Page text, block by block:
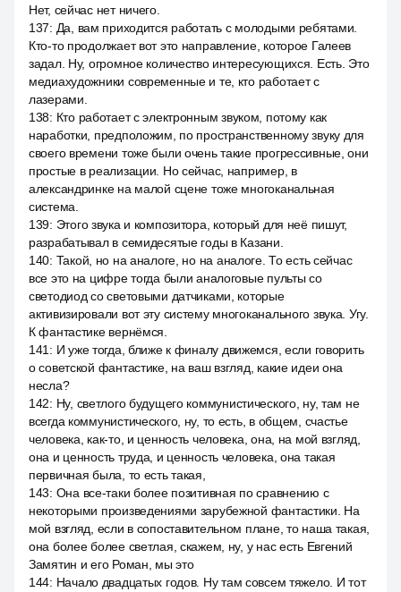
Нет, сейчас нет ничего.
137: Да, вам приходится работать с молодыми ребятами.
Кто-то продолжает вот это направление, которое Галеев
задал. Ну, огромное количество интересующихся. Есть. Это
медиахудожники современные и те, кто работает с
лазерами.
138: Кто работает с электронным звуком, потому как
наработки, предположим, по пространственному звуку для
своего времени тоже были очень такие прогрессивные, они
простые в реализации. Но сейчас, например, в
александринке на малой сцене тоже многоканальная
система.
139: Этого звука и композитора, который для неё пишут,
разрабатывал в семидесятые годы в Казани.
140: Такой, но на аналоге, но на аналоге. То есть сейчас
все это на цифре тогда были аналоговые пульты со
светодиод со световыми датчиками, которые
активизировали вот эту систему многоканального звука. Угу.
К фантастике вернёмся.
141 : И уже тогда, ближе к финалу движемся, если говорить
о советской фантастике, на ваш взгляд, какие идеи она
несла?
142: Ну, светлого будущего коммунистического, ну, там не
всегда коммунистического, ну, то есть, в общем, счастье
человека, как-то, и ценность человека, она, на мой взгляд,
она и ценность труда, и ценность человека, она такая
первичная была, то есть такая,
143: Она все-таки более позитивная по сравнению с
некоторыми произведениями зарубежной фантастики. На
мой взгляд, если в сопоставительном плане, то наша такая,
она более более светлая, скажем, ну, у нас есть Евгений
Замятин и его Роман, мы это
144: Начало двадцатых годов. Ну там совсем тяжело. И тот